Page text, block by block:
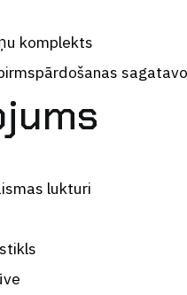
komplekts
lukturi